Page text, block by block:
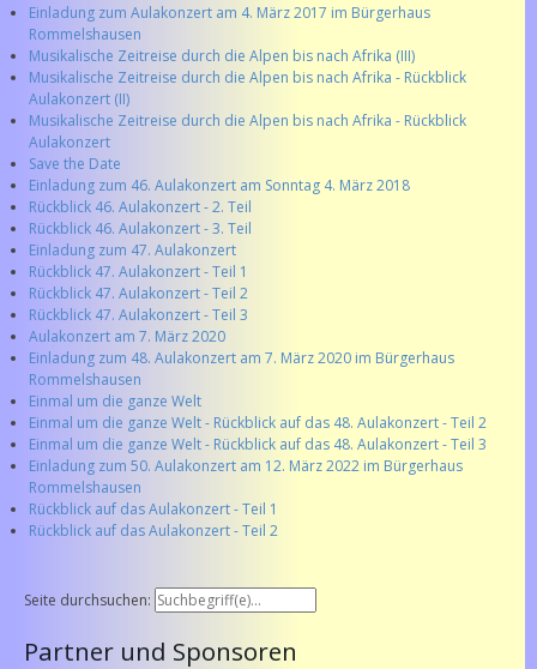
Einladung zum Aulakonzert am 4. März 2017 im Bürgerhaus
Rommelshausen
Musikalische Zeitreise durch die Alpen bis nach Afrika (III)
Musikalische Zeitreise durch die Alpen bis nach Afrika - Rückblick
Aulakonzert (II)
Musikalische Zeitreise durch die Alpen bis nach Afrika - Rückblick
Aulakonzert
Save the Date
Einladung zum 46. Aulakonzert am Sonntag 4. März 2018
Rückblick 46. Aulakonzert - 2. Teil
Rückblick 46. Aulakonzert - 3. Teil
Einladung zum 47. Aulakonzert
Rückblick 47. Aulakonzert - Teil 1
Rückblick 47. Aulakonzert - Teil 2
Rückblick 47. Aulakonzert - Teil 3
Aulakonzert am 7. März 2020
Einladung zum 48. Aulakonzert am 7. März 2020 im Bürgerhaus
Rommelshausen
Einmal um die ganze Welt
Einmal um die ganze Welt - Rückblick auf das 48. Aulakonzert - Teil 2
Einmal um die ganze Welt - Rückblick auf das 48. Aulakonzert - Teil 3
Einladung zum 50. Aulakonzert am 12. März 2022 im Bürgerhaus
Rommelshausen
Rückblick auf das Aulakonzert - Teil 1
Rückblick auf das Aulakonzert - Teil 2
Seite durchsuchen:
Partner und Sponsoren